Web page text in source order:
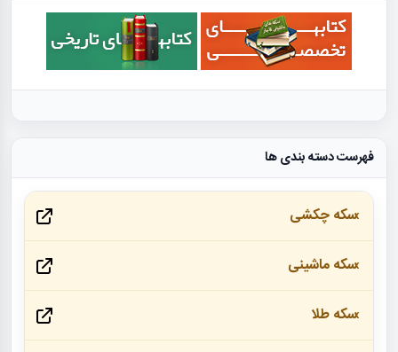
فهرست دسته بندی ها
سکه چکشی
سکه ماشینی
سکه طلا